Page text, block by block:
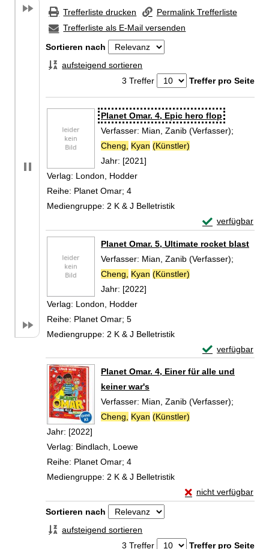
Trefferliste drucken
Permalink Trefferliste
Trefferliste als E-Mail versenden
Sortieren nach
aufsteigend sortieren
3 Treffer
Treffer pro Seite
Suchergebnis
Zu den Suchfiltern springen
Planet Omar. 4, Epic hero flop
Verfasser: Mian, Zanib (Verfasser);
Cheng,
Kyan (Künstler)
Jahr: [2021]
Verlag: London, Hodder
Reihe: Planet Omar; 4
Mediengruppe: 2 K & J Belletristik
verfügbar
Exemplar-
Planet Omar. 5, Ultimate rocket blast
Verfasser: Mian, Zanib (Verfasser);
Cheng,
Kyan (Künstler)
Jahr: [2022]
Verlag: London, Hodder
Reihe: Planet Omar; 5
Mediengruppe: 2 K & J Belletristik
verfügbar
Exemplar-
Planet Omar. 4, Einer für alle und
keiner war's
Verfasser: Mian, Zanib (Verfasser);
Cheng,
Kyan (Künstler)
Jahr: [2022]
Verlag: Bindlach, Loewe
Reihe: Planet Omar; 4
Mediengruppe: 2 K & J Belletristik
nicht verfügbar
Exemplar-Details
Zu den Suchfiltern springen
Sortieren nach
aufsteigend sortieren
3 Treffer
Treffer pro Seite